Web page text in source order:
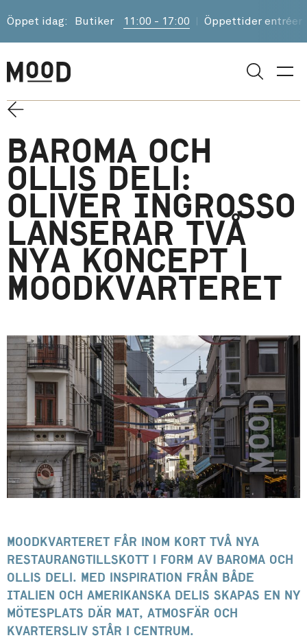
Öppet idag: Butiker 11:00 - 17:00 Öppettider entréer
Baroma och
Ollis Deli:
Oliver Ingrosso
lanserar två
nya koncept i
Moodkvarteret
Moodkvarteret får inom kort två nya
restaurangtillskott i form av Baroma och
Ollis Deli. Med inspiration från både
Italien och amerikanska delis skapas en ny
mötesplats där mat, atmosfär och
kvartersliv står i centrum.